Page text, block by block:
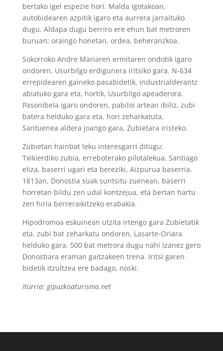
bertako igel espezie hori. Malda igotakoan,
autobidearen azpitik igaro eta aurrera jarraituko
dugu. Aldapa dugu berriro ere ehun bat metroren
buruan; oraingo honetan, ordea, beheranzkoa.
Sokorroko Andre Mariaren ermitaren ondotik igaro
ondoren, Usurbilgo erdigunera iritsiko gara. N-634
errepidearen gaineko pasabidetik, industrialderantz
abiatuko gara eta, hortik, Usurbilgo apeaderora.
Pasonibela igaro ondoren, pabiloi artean ibiliz, zubi
batera helduko gara eta, hori zeharkatuta,
Santuenea aldera joango gara, Zubietara iristeko.
Zubietan hainbat leku interesgarri ditugu:
Txikierdiko zubia, erreboterako pilotalekua, Santiago
eliza, baserri ugari eta bereziki, Aizpurua baserria.
1813an, Donostia suak suntsitu zuenean, baserri
horretan bildu zen udal kontzejua, eta bertan hartu
zen hiria berreraikitzeko erabakia.
Hipodromoa eskuinean utzita irtengo gara Zubietatik
eta, zubi bat zeharkatu ondoren, Lasarte-Oriara
helduko gara. 500 bat metrora dugu nahi izanez gero
Donostiara eraman gaitzakeen trena. Iritsi garen
bidetik itzultzea ere badago, noski.
Iturria: gipuzkoaturismo.net